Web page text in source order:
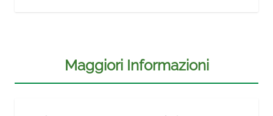
Maggiori Informazioni